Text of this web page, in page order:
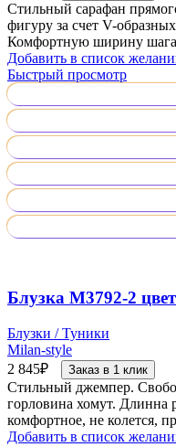
Стильный сарафан
фигуру за счет V-
Комфортную ширину шага
Добавить в список
Быстрый просмотр
Блузка М3792-2
Блузки / Туники
Milan-style
2 845₽ Заказ в 1 клик
Стильный джемпер.
горловина хомут. Длинна
комфортное, не колется,
Добавить в список